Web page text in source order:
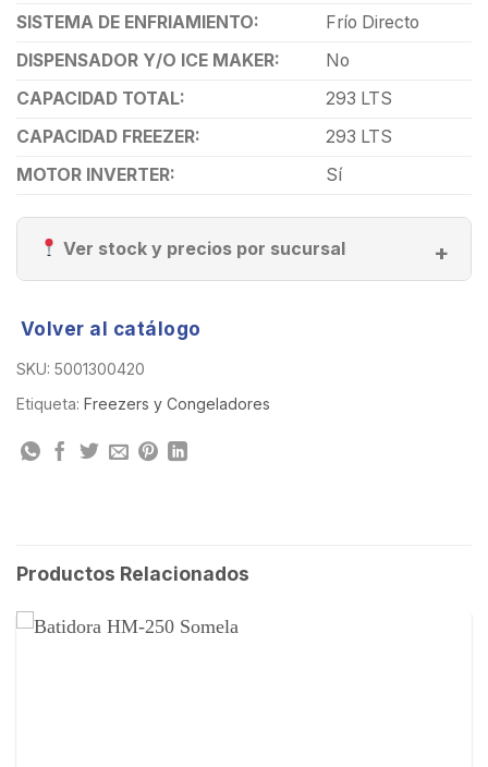
SISTEMA DE ENFRIAMIENTO:
Frío Directo
DISPENSADOR Y/O ICE MAKER:
No
CAPACIDAD TOTAL:
293 LTS
CAPACIDAD FREEZER:
293 LTS
MOTOR INVERTER:
Sí
Ver stock y precios por sucursal
Volver al catálogo
SKU: 5001300420
Etiqueta: Freezers y Congeladores
Productos Relacionados